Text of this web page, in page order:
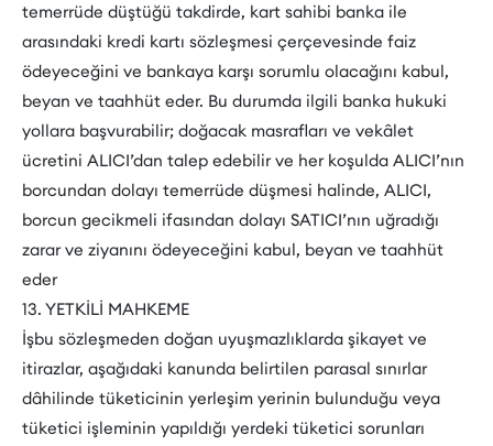
temerrüde düştüğü takdirde, kart sahibi banka ile
arasındaki kredi kartı sözleşmesi çerçevesinde faiz
ödeyeceğini ve bankaya karşı sorumlu olacağını kabul,
beyan ve taahhüt eder. Bu durumda ilgili banka hukuki
yollara başvurabilir; doğacak masrafları ve vekâlet
ücretini ALICI’dan talep edebilir ve her koşulda ALICI’nın
borcundan dolayı temerrüde düşmesi halinde, ALICI,
borcun gecikmeli ifasından dolayı SATICI’nın uğradığı
zarar ve ziyanını ödeyeceğini kabul, beyan ve taahhüt
eder
13. YETKİLİ MAHKEME
İşbu sözleşmeden doğan uyuşmazlıklarda şikayet ve
itirazlar, aşağıdaki kanunda belirtilen parasal sınırlar
dâhilinde tüketicinin yerleşim yerinin bulunduğu veya
tüketici işleminin yapıldığı yerdeki tüketici sorunları